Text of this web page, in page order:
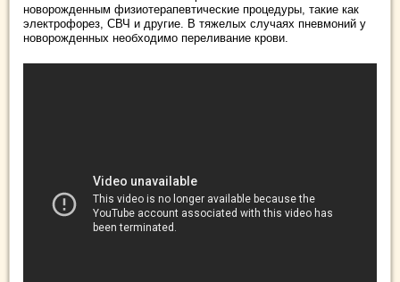
новорожденным физиотерапевтические процедуры, такие как
электрофорез, СВЧ и другие. В тяжелых случаях пневмоний у
новорожденных необходимо переливание крови.